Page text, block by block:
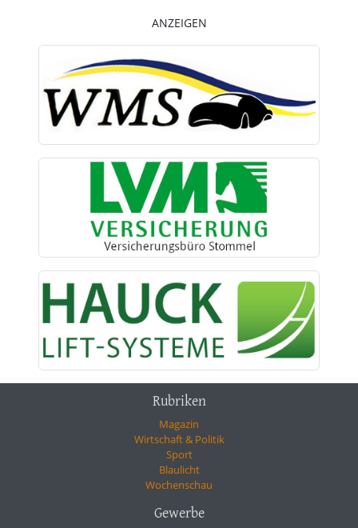
ANZEIGEN
Rubriken
Magazin
Wirtschaft & Politik
Sport
Blaulicht
Wochenschau
Gewerbe